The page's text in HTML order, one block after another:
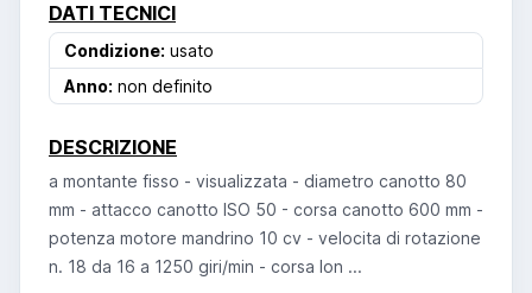
DATI TECNICI
Condizione: usato
Anno: non definito
DESCRIZIONE
a montante fisso - visualizzata - diametro canotto 80
mm - attacco canotto ISO 50 - corsa canotto 600 mm -
potenza motore mandrino 10 cv - velocita di rotazione
n. 18 da 16 a 1250 giri/min - corsa lon ...